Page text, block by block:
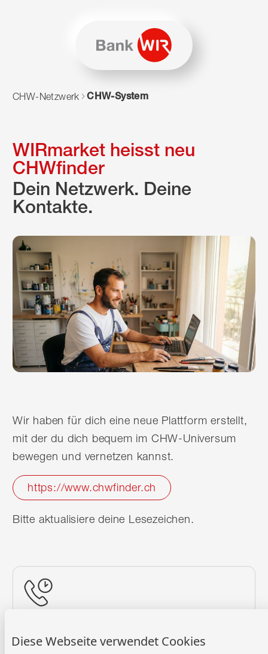
Diese Webseite verwendet Cookies
Zum Navigieren dieser Seite wird JavaScript benötigt.
CHW-Netzwerk CHW-System
WIRmarket heisst neu
CHWfinder
Dein Netzwerk. Deine
Kontakte.
Wir haben für dich eine neue Plattform erstellt,
mit der du dich bequem im CHW-Universum
bewegen und vernetzen kannst.
https://www.chwfinder.ch
Bitte aktualisiere deine Lesezeichen.